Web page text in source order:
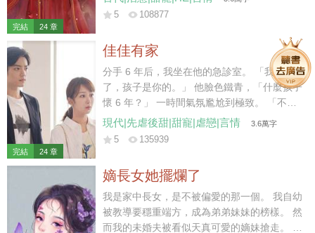
完結 24 章
去軍營，待日后咱們都安頓下了，我再離開不
二郎成了將軍，我在縣城賣豆花。 街上有個姓
陳的秀才待我甚好，我便跟回家省親的二郎商
議，想要嫁給秀才。 「二叔放心，秀才說了，
成了親咱們還是一家人，我可以繼續做營生，
還能照顧小姑……」 話說到最后，二郎的臉越
來越冷，我的聲音越來越低。 裴家二郎雖生得
好，卻少有惡名，且年少從軍，性情桀驁。 聽
自嫁入裴家，心底便有些怵他，直到他將我堵
在廚房，抱坐在灶臺，在我耳邊低聲哄道——
「想嫁人了？我比那秀才強多了，你試
試……」
5 108877
完結 24 章
佳佳有家
分手 6 年后，我坐在他的急診室。 「我懷孕
了，孩子是你的。」 他臉色鐵青，「什麼孩子
懷 6 年？」 一時間氣氛尷尬到極致。 「不
認？」 「你覺得我會接盤？」他反問我。 我
沉默幾秒，「行，那我去給他找個爹。」 九個
現代|先虐後甜|甜寵|虐戀|言情 3.6萬字
5 135939
嫡長女她擺爛了
我是家中長女，是不被偏愛的那一個。 我自幼
被教導要穩重端方，成為弟弟妹妹的榜樣。 然
而我的未婚夫被看似天真可愛的嫡妹搶走。 弟